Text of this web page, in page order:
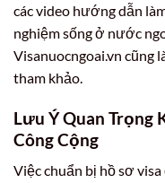
các video hướng dẫn
nghiệm sống ở nước
Visanuocngoai.vn cũng
tham khảo.
Lưu Ý Quan Trọng
Công Cộng
Việc chuẩn bị hồ sơ